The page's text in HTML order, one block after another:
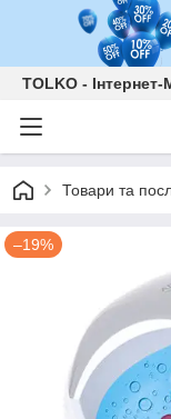
TOLKO -
Товари та
–19%